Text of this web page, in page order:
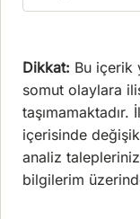
Dikkat: Bu içerik
somut olaylara
içerisinde
analiz
bilgilerim